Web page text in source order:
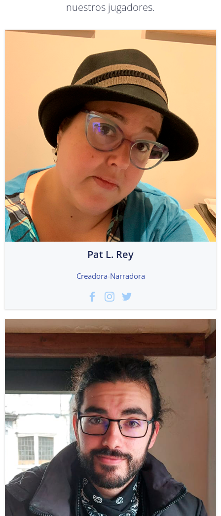
nuestros jugadores.
Pat L. Rey
Creadora-Narradora